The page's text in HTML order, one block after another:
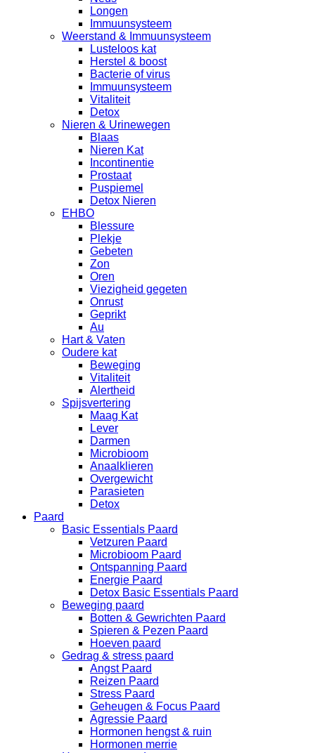
Longen
Immuunsysteem
Weerstand & Immuunsysteem
Lusteloos kat
Herstel & boost
Bacterie of virus
Immuunsysteem
Vitaliteit
Detox
Nieren & Urinewegen
Blaas
Nieren Kat
Incontinentie
Prostaat
Puspiemel
Detox Nieren
EHBO
Blessure
Plekje
Gebeten
Zon
Oren
Viezigheid gegeten
Onrust
Geprikt
Au
Hart & Vaten
Oudere kat
Beweging
Vitaliteit
Alertheid
Spijsvertering
Maag Kat
Lever
Darmen
Microbioom
Anaalklieren
Overgewicht
Parasieten
Detox
Paard
Basic Essentials Paard
Vetzuren Paard
Microbioom Paard
Ontspanning Paard
Energie Paard
Detox Basic Essentials Paard
Beweging paard
Botten & Gewrichten Paard
Spieren & Pezen Paard
Hoeven paard
Gedrag & stress paard
Angst Paard
Reizen Paard
Stress Paard
Geheugen & Focus Paard
Agressie Paard
Hormonen hengst & ruin
Hormonen merrie